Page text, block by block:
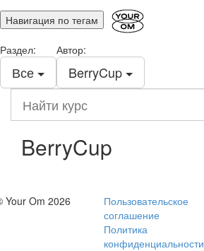
Навигация по тегам
Раздел:
Все
Автор:
BerryCup
курс
BerryCup
Your Om 2026
Пользовательское
соглашение
Политика
конфиденциальности